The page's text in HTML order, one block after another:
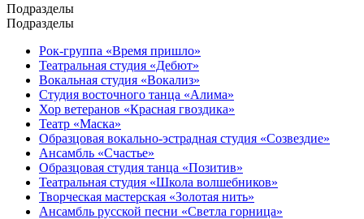
Подразделы
Подразделы
Рок-группа «Время пришло»
Театральная студия «Дебют»
Вокальная студия «Вокализ»
Студия восточного танца «Алима»
Хор ветеранов «Красная гвоздика»
Театр «Маска»
Образцовая вокально-эстрадная студия «Созвездие»
Ансамбль «Счастье»
Образцовая студия танца «Позитив»
Театральная студия «Школа волшебников»
Творческая мастерская «Золотая нить»
Ансамбль русской песни «Светла горница»